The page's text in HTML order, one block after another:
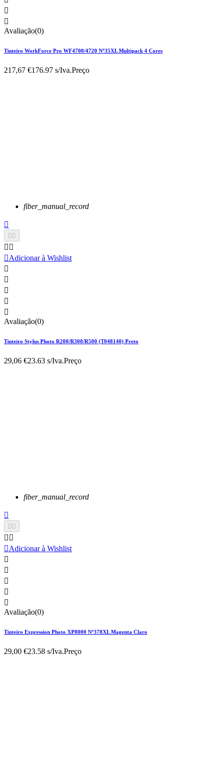


Avaliação(0)
Tinteiro WorkForce Pro WF4700/4720 Nº35XL Multipack 4 Cores
217,67 €176.97 s/Iva.Preço
fiber_manual_record

 
 
Adicionar à Wishlist





Avaliação(0)
Tinteiro Stylus Photo R200/R300/R500 (T048140) Preto
29,06 €23.63 s/Iva.Preço
fiber_manual_record

 
 
Adicionar à Wishlist





Avaliação(0)
Tinteiro Expression Photo XP8000 Nº378XL Magenta Claro
29,00 €23.58 s/Iva.Preço